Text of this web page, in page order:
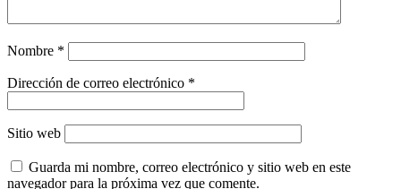
Nombre *
Dirección de correo electrónico *
Sitio web
Guarda mi nombre, correo electrónico y sitio web en este
navegador para la próxima vez que comente.